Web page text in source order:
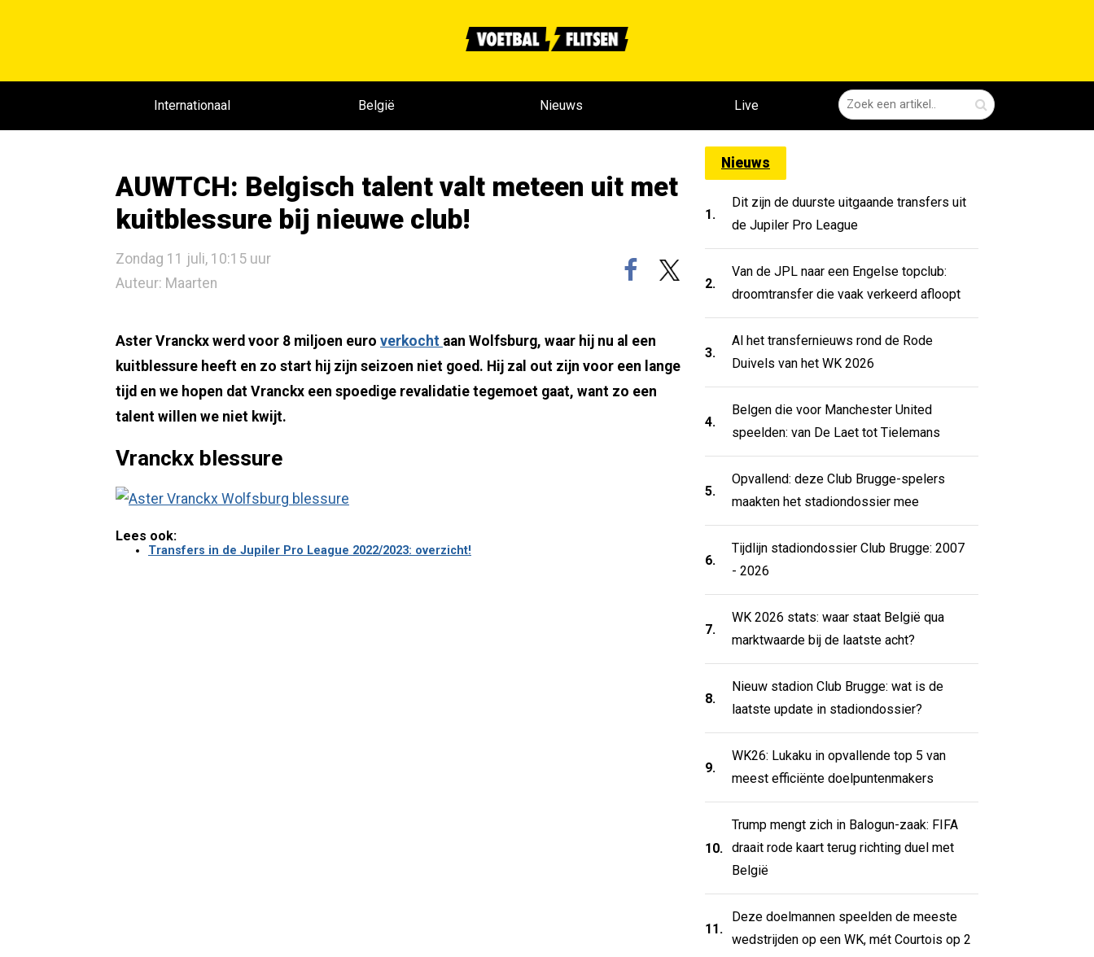
Internationaal België Nieuws Live
AUWTCH: Belgisch talent valt meteen uit met
kuitblessure bij nieuwe club!
Zondag 11 juli, 10:15 uur
Auteur: Maarten
Aster Vranckx werd voor 8 miljoen euro verkocht aan Wolfsburg, waar hij nu al een
kuitblessure heeft en zo start hij zijn seizoen niet goed. Hij zal out zijn voor een lange
tijd en we hopen dat Vranckx een spoedige revalidatie tegemoet gaat, want zo een
talent willen we niet kwijt.
Vranckx blessure
Lees ook:
Transfers in de Jupiler Pro League 2022/2023: overzicht!
Nieuws
1.
Dit zijn de duurste uitgaande transfers uit
de Jupiler Pro League
2.
Van de JPL naar een Engelse topclub:
droomtransfer die vaak verkeerd afloopt
3.
Al het transfernieuws rond de Rode
Duivels van het WK 2026
4.
Belgen die voor Manchester United
speelden: van De Laet tot Tielemans
5.
Opvallend: deze Club Brugge-spelers
maakten het stadiondossier mee
6.
Tijdlijn stadiondossier Club Brugge: 2007
- 2026
7.
WK 2026 stats: waar staat België qua
marktwaarde bij de laatste acht?
8.
Nieuw stadion Club Brugge: wat is de
laatste update in stadiondossier?
9.
WK26: Lukaku in opvallende top 5 van
meest efficiënte doelpuntenmakers
10.
Trump mengt zich in Balogun-zaak: FIFA
draait rode kaart terug richting duel met
België
11.
Deze doelmannen speelden de meeste
wedstrijden op een WK, mét Courtois op 2